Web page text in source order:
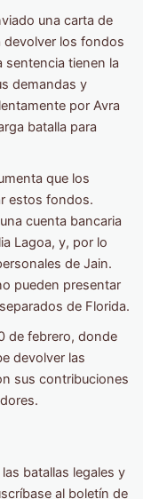
una carta de
devolver los fondos
tienen la
demandas y
por Avra
batalla para
que los
estos fondos.
cuenta bancaria
Lagoa, y, por lo
de Jain.
pueden presentar
de Florida.
de febrero, donde
devolver las
sus contribuciones
batallas legales y
al boletín de